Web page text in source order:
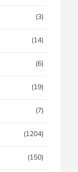
(3)
(14)
(6)
(19)
(7)
(1204)
(150)